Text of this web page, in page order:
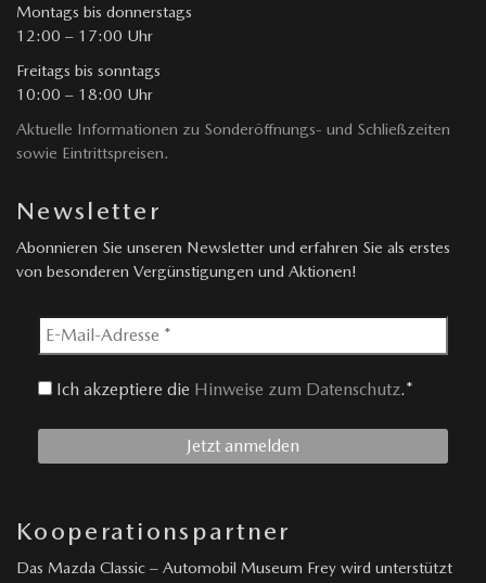
Montags bis donnerstags
12:00 – 17:00 Uhr
Freitags bis sonntags
10:00 – 18:00 Uhr
Aktuelle Informationen zu Sonderöffnungs- und Schließzeiten
sowie Eintrittspreisen.
Newsletter
Abonnieren Sie unseren Newsletter und erfahren Sie als erstes
von besonderen Vergünstigungen und Aktionen!
Ich akzeptiere die Hinweise zum Datenschutz.*
Kooperationspartner
Das Mazda Classic – Automobil Museum Frey wird unterstützt